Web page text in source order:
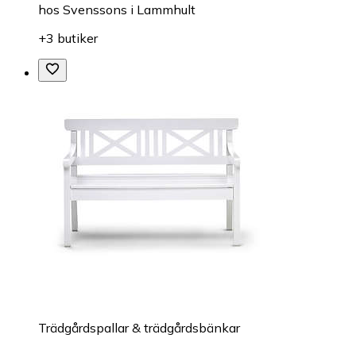
hos Svenssons i Lammhult
+3 butiker
Trädgårdspallar & trädgårdsbänkar